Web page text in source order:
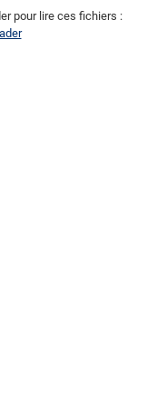
pour lire ces fichiers :